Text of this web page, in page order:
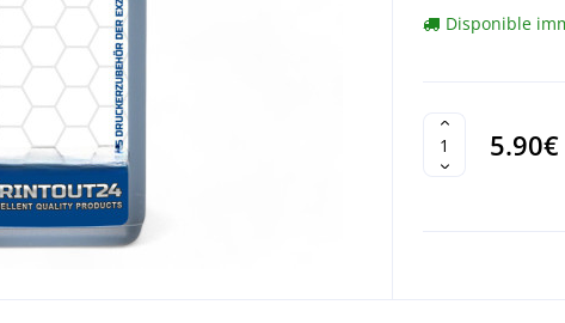
Disponible
5.90€